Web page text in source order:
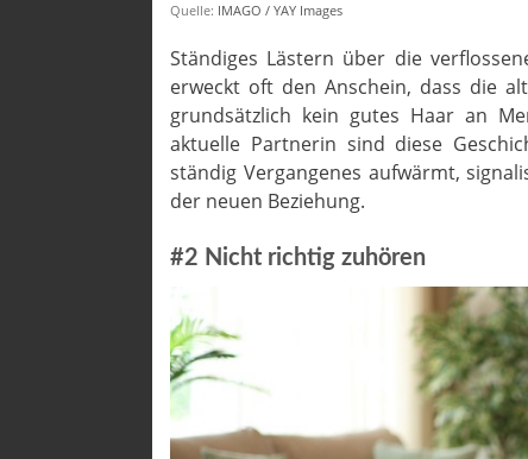
Quelle: IMAGO / YAY Images
Ständiges Lästern über die
erweckt oft den Anschein, dass die
grundsätzlich kein gutes Haar an
aktuelle Partnerin sind diese
ständig Vergangenes aufwärmt,
der neuen Beziehung.
#2 Nicht richtig zuhören